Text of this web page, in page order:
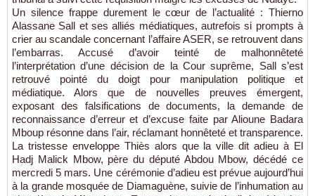
Un silence frappe durement le cœur de l’actualité : Thierno
Alassane Sall et ses alliés médiatiques, autrefois si prompts à
crier au scandale concernant l’affaire ASER, se retrouvent dans
l’embarras. Accusé d’avoir teinté de malhonnêteté
l’interprétation d’une décision de la Cour suprême, Sall s’est
retrouvé pointé du doigt pour manipulation politique et
médiatique. Alors que de nouvelles preuves émergent,
exposant des falsifications de documents, la demande de
reconnaissance d’erreur et d’excuse faite par Alioune Badara
Mboup résonne dans l’air, réclamant honnêteté et transparence.
La tristesse enveloppe Thiès alors que la ville dit adieu à El
Hadj Malick Mbow, père du député Abdou Mbow, décédé ce
mercredi 5 mars. Une cérémonie d’adieu est prévue aujourd’hui
à la grande mosquée de Diamaguène, suivie de l’inhumation au